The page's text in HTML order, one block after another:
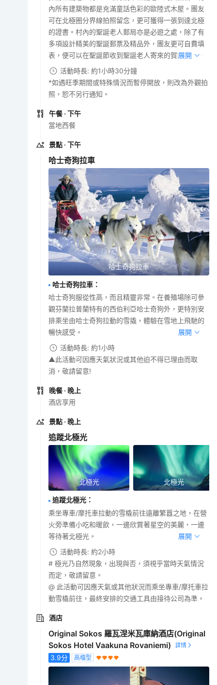
內所有建築物都是充滿童話色彩的歐陸式木屋。團友
可在北極圈分界線拍照留念，更可獲得一張到達北極
的證書。村內的聖誕老人郵局亦是必遊之處，除了有
多項設計精美的聖誕郵票及精品外，團友更可自費填
表，便可以在聖誕節收到聖誕老人寄來的賀節信件。
展開
活動時長: 約1小時30分鐘
*如遇旺季期間或特殊情況而暫停開放，則改為外觀拍
照，恕不另行通知。
午餐 · 下午
當地西餐
景點 · 下午
哈士奇狗拉車
哈士奇狗拉車
哈士奇狗拉車 ：
哈士奇狗服從性高，而且精靈非常。在養殖場除可參
觀芬蘭拉普蘭特有的西伯利亞哈士奇狗外，更特別安
排乘坐由哈士奇狗拉動的雪撬，體驗在雪地上飛馳的
暢快感受。
展開
活動時長: 約1小時
▲此活動可因應天氣狀況或其他迫不得已理由而取
消，敬請留意!
晚餐 · 晚上
酒店享用
景點 · 晚上
追蹤北極光
北極光 北極光
追蹤北極光 ：
乘坐專車/摩托車拉動的雪橇前往遠離繁囂之地，在營
火旁準備小吃和暖飲，一邊欣賞著星空的美麗，一邊
等待著北極光。
展開
活動時長: 約2小時
# 極光乃自然現象，出現與否，須視乎當時天氣情況
而定，敬請留意。
@ 此活動可因應天氣或其他狀況而乘坐專車/摩托車拉
動雪橇前往，最終安排的交通工具由接待公司為準。
酒店
Original Sokos 羅瓦涅米瓦庫納酒店(Original
Sokos Hotel Vaakuna Rovaniemi)
3.9分 高檔型